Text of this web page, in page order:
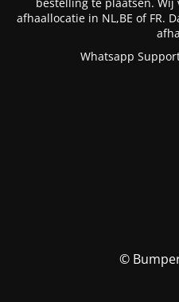
afhaallocatie in NL,BE of FR.
Whatsapp
©